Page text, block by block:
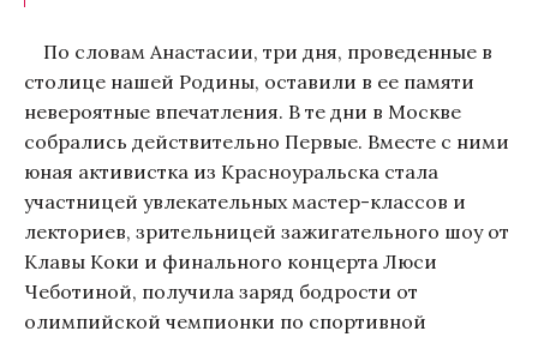
По словам Анастасии, три дня, проведенные в
столице нашей Родины, оставили в ее памяти
невероятные впечатления. В те дни в Москве
собрались действительно Первые. Вместе с ними
юная активистка из Красноуральска стала
участницей увлекательных мастер-классов и
лекториев, зрительницей зажигательного шоу от
Клавы Коки и финального концерта Люси
Чеботиной, получила заряд бодрости от
олимпийской чемпионки по спортивной